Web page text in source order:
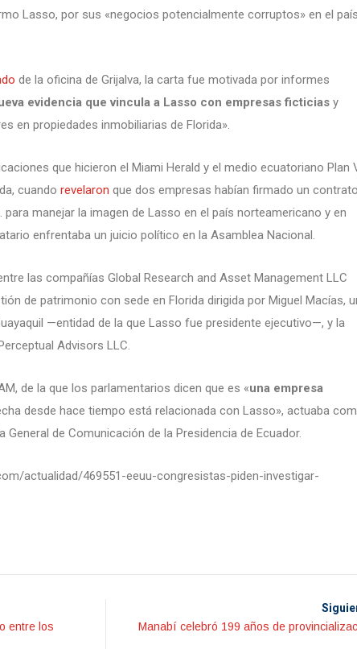
Lasso, por sus «negocios potencialmente corruptos» en el país
de la oficina de Grijalva, la carta fue motivada por informes
evidencia que vincula a Lasso con empresas ficticias y
en propiedades inmobiliarias de Florida».
que hicieron el Miami Herald y el medio ecuatoriano Plan
cuando revelaron que dos empresas habían firmado un contrato
para manejar la imagen de Lasso en el país norteamericano y en
enfrentaba un juicio político en la Asamblea Nacional.
las compañías Global Research and Asset Management LLC
de patrimonio con sede en Florida dirigida por Miguel Macías,
—entidad de la que Lasso fue presidente ejecutivo—, y la
Advisors LLC.
de la que los parlamentarios dicen que es «una empresa
desde hace tiempo está relacionada con Lasso», actuaba
General de Comunicación de la Presidencia de Ecuador.
actualidad/469551-eeuu-congresistas-piden-investigar-
entre los
Manabí celebró 199 años de